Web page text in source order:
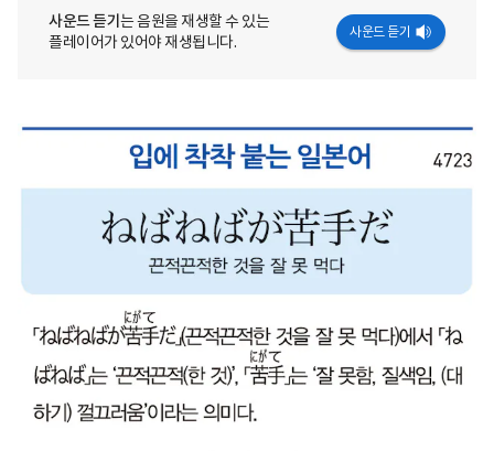
사운드 듣기는 음원을 재생할 수 있는
플레이어가 있어야 재생됩니다.
사운드 듣기